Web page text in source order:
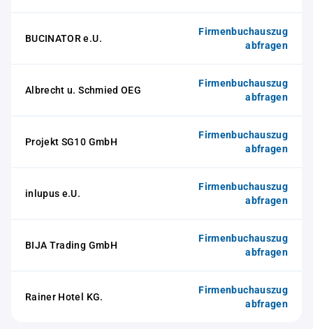
BUCINATOR e.U.
Firmenbuchauszug
abfragen
Albrecht u. Schmied OEG
Firmenbuchauszug
abfragen
Projekt SG10 GmbH
Firmenbuchauszug
abfragen
inlupus e.U.
Firmenbuchauszug
abfragen
BIJA Trading GmbH
Firmenbuchauszug
abfragen
Rainer Hotel KG.
Firmenbuchauszug
abfragen